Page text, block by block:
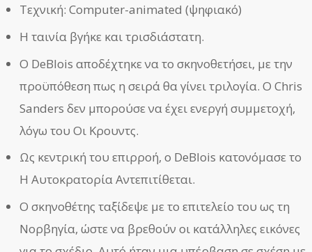
Τεχνική: Computer-animated (ψηφιακό)
Η ταινία βγήκε και τρισδιάστατη.
Ο DeBlois αποδέχτηκε να το σκηνοθετήσει, με την
προϋπόθεση πως η σειρά θα γίνει τριλογία. Ο Chris
Sanders δεν μπορούσε να έχει ενεργή συμμετοχή,
λόγω του Οι Κρουντς.
Ως κεντρική του επιρροή, ο DeBlois κατονόμασε το
Η Αυτοκρατορία Αντεπιτίθεται.
Ο σκηνοθέτης ταξίδεψε με το επιτελείο του ως τη
Νορβηγία, ώστε να βρεθούν οι κατάλληλες εικόνες